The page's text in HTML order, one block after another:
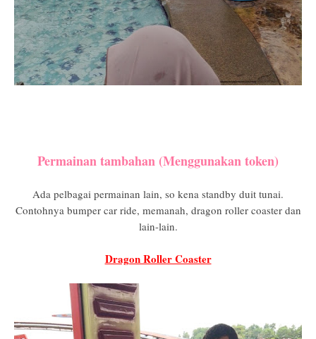
Permainan tambahan (Menggunakan token)
Ada pelbagai permainan lain, so kena standby duit tunai.
Contohnya bumper car ride, memanah, dragon roller coaster dan
lain-lain.
Dragon Roller Coaster